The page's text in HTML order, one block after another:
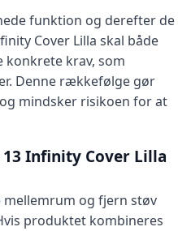
funktion og derefter de
Cover Lilla skal både
konkrete krav, som
Denne rækkefølge gør
mindsker risikoen for at
Infinity Cover Lilla
og fjern støv
produktet kombineres